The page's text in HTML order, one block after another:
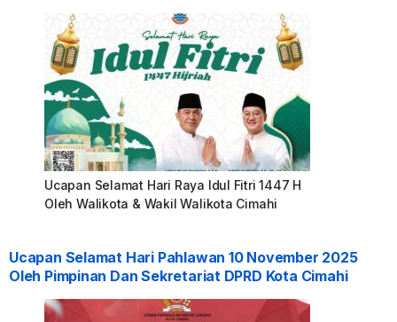
Ucapan Selamat Hari Raya Idul Fitri 1447 H
Oleh Walikota & Wakil Walikota Cimahi
Ucapan Selamat Hari Pahlawan 10 November 2025
Oleh Pimpinan Dan Sekretariat DPRD Kota Cimahi